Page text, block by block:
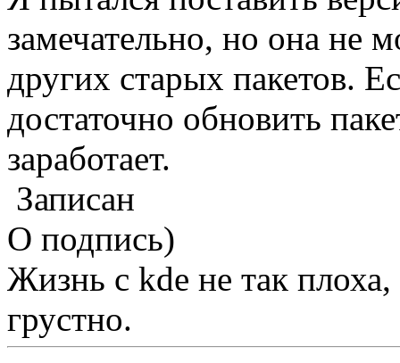
замечательно, но она не
других старых пакетов.
достаточно обновить
заработает.
Записан
О подпись)
Жизнь с kde не так
грустно.